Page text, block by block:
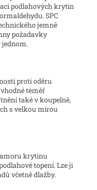
podlahových krytin
SPC
jemně
požadavky
proti oděru
téměř
také v koupelně,
s velkou mírou
krytinu
topení. Lze ji
včetně dlažby.